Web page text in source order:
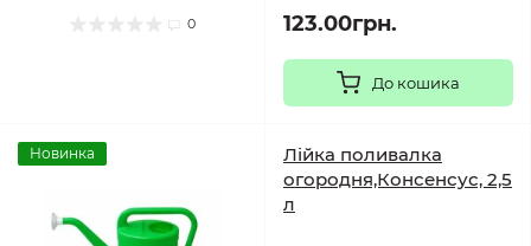
0 123.00грн.
До кошика
Новинка
Лійка поливалка
огородня,Консенсус, 2,5
л